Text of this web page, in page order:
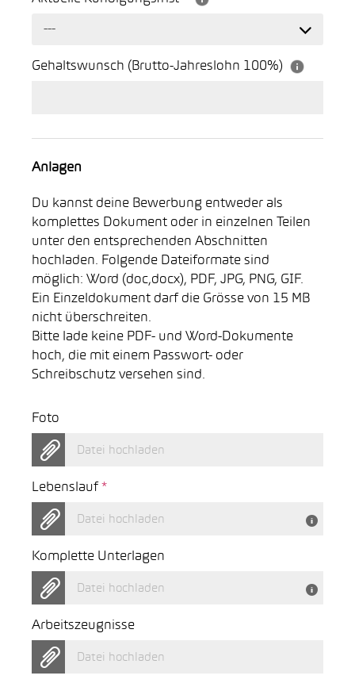
---
Gehaltswunsch (Brutto-Jahreslohn 100%)
Anlagen
Du kannst deine Bewerbung entweder als
komplettes Dokument oder in einzelnen Teilen
unter den entsprechenden Abschnitten
hochladen. Folgende Dateiformate sind
möglich: Word (doc,docx), PDF, JPG, PNG, GIF.
Ein Einzeldokument darf die Grösse von 15 MB
nicht überschreiten.
Bitte lade keine PDF- und Word-Dokumente
hoch, die mit einem Passwort- oder
Schreibschutz versehen sind.
Foto
Datei hochladen
Lebenslauf *
Datei hochladen
Komplette Unterlagen
Datei hochladen
Arbeitszeugnisse
Datei hochladen